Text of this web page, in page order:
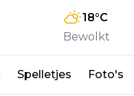
18°C
Bewolkt
Spelletjes Foto's